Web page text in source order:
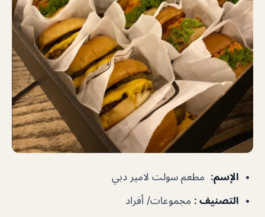
الإسم: مطعم سولت لامير دبي
التصنيف : مجموعات/ أفراد